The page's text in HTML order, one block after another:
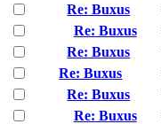
Re: Buxus
Re: Buxus
Re: Buxus
Re: Buxus
Re: Buxus
Re: Buxus